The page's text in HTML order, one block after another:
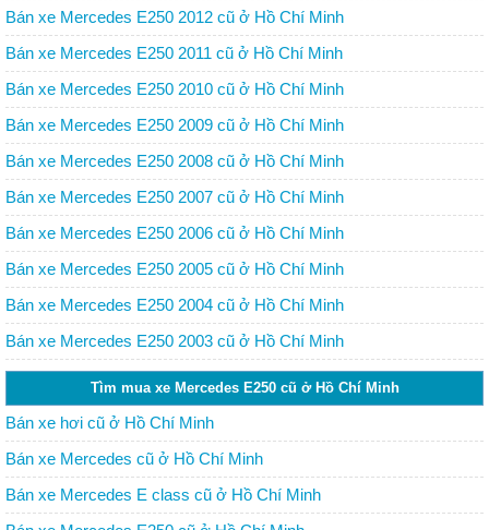
Bán xe Mercedes E250 2012 cũ ở Hồ Chí Minh
Bán xe Mercedes E250 2011 cũ ở Hồ Chí Minh
Bán xe Mercedes E250 2010 cũ ở Hồ Chí Minh
Bán xe Mercedes E250 2009 cũ ở Hồ Chí Minh
Bán xe Mercedes E250 2008 cũ ở Hồ Chí Minh
Bán xe Mercedes E250 2007 cũ ở Hồ Chí Minh
Bán xe Mercedes E250 2006 cũ ở Hồ Chí Minh
Bán xe Mercedes E250 2005 cũ ở Hồ Chí Minh
Bán xe Mercedes E250 2004 cũ ở Hồ Chí Minh
Bán xe Mercedes E250 2003 cũ ở Hồ Chí Minh
Tìm mua xe Mercedes E250 cũ ở Hồ Chí Minh
Bán xe hơi cũ ở Hồ Chí Minh
Bán xe Mercedes cũ ở Hồ Chí Minh
Bán xe Mercedes E class cũ ở Hồ Chí Minh